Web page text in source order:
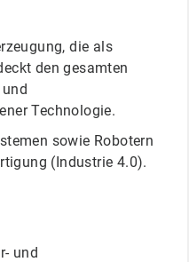
die als
den gesamten
Technologie.
sowie Robotern
(Industrie 4.0).
und